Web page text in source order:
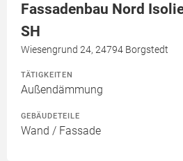
Fassadenbau Nord
SH
Wiesengrund 24, 24794 Borgstedt
TÄTIGKEITEN
Außendämmung
GEBÄUDETEILE
Wand / Fassade